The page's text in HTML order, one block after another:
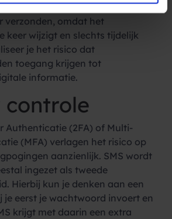
het gekoppelde
verzonden, omdat het
keer wijzigt en slechts tijdelijk
je het risico dat
toegang krijgen tot
informatie.
controle
Authenticatie (2FA) of Multi-
(MFA) verlagen het risico op
aanzienlijk. SMS wordt
ingezet als tweede
Hierbij kun je denken aan een
eerst je wachtwoord invoert en
krijgt met daarin een extra